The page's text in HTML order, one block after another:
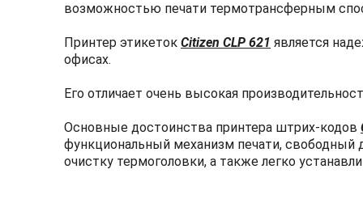
возможностью печати термотрансферным
Принтер этикеток Citizen CLP 621 является
офисах.
Его отличает очень высокая
Основные достоинства принтера штрих-кодов
функциональный механизм печати, свободный
очистку термоголовки, а также легко